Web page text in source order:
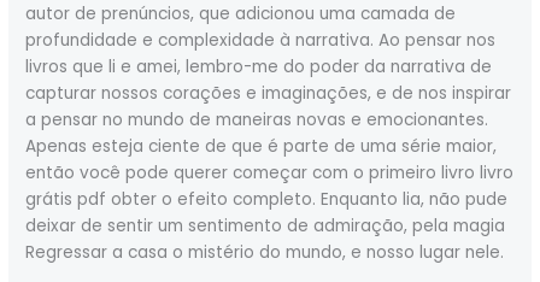
autor de prenúncios, que adicionou uma camada de
profundidade e complexidade à narrativa. Ao pensar nos
livros que li e amei, lembro-me do poder da narrativa de
capturar nossos corações e imaginações, e de nos inspirar
a pensar no mundo de maneiras novas e emocionantes.
Apenas esteja ciente de que é parte de uma série maior,
então você pode querer começar com o primeiro livro livro
grátis pdf obter o efeito completo. Enquanto lia, não pude
deixar de sentir um sentimento de admiração, pela magia
Regressar a casa o mistério do mundo, e nosso lugar nele.